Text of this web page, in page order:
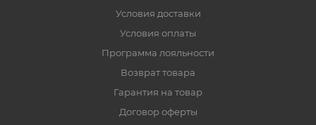
Условия доставки
Условия оплаты
Программа лояльности
Возврат товара
Гарантия на товар
Договор оферты